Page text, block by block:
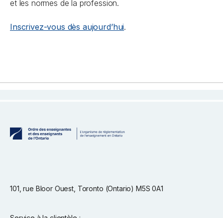
et les normes de la profession.
Inscrivez-vous dès aujourd’hui.
101, rue Bloor Ouest, Toronto (Ontario) M5S 0A1